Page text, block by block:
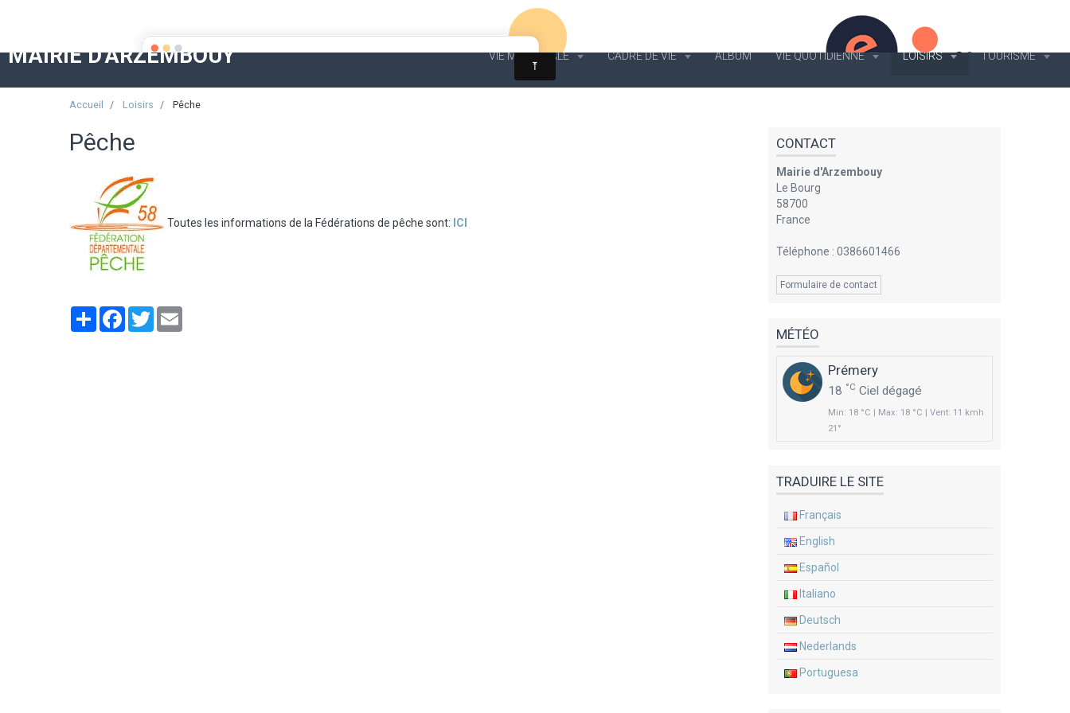
MAIRIE D'ARZEMBOUY VIE MUNICIPALE CADRE DE VIE ALBUM VIE QUOTIDIENNE LOISIRS TOURISME
Accueil Loisirs Pêche
Pêche
Toutes les informations de la Fédérations de pêche sont: ICI
PartagerFacebook
Twitter
CONTACT
Mairie d'Arzembouy
Le Bourg
58700
France
Téléphone : 0386601466
Formulaire de contact
MÉTÉO
Prémery
18 °C Ciel dégagé
Min: 18 °C | Max: 18 °C | Vent: 11 kmh
21°
TRADUIRE LE SITE
Français
English
Español
Italiano
Deutsch
Nederlands
Portuguesa